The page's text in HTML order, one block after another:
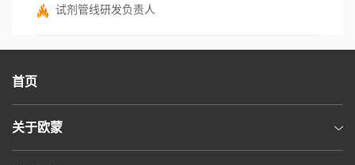
试剂管线研发负责人
首页
关于欧蒙